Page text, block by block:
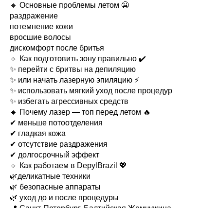
🔹 Основные проблемы летом 😬
раздражение
потемнение кожи
вросшие волосы
дискомфорт после бритья
🔹 Как подготовить зону правильно ✔️
✨ перейти с бритвы на депиляцию
✨ или начать лазерную эпиляцию ⚡
✨ использовать мягкий уход после процедур
✨ избегать агрессивных средств
🔹 Почему лазер — топ перед летом 🔥
✔ меньше потоотделения
✔ гладкая кожа
✔ отсутствие раздражения
✔ долгосрочный эффект
🔹 Как работаем в DepylBrazil 💖
🌿деликатные техники
🌿 безопасные аппараты
🌿 уход до и после процедуры